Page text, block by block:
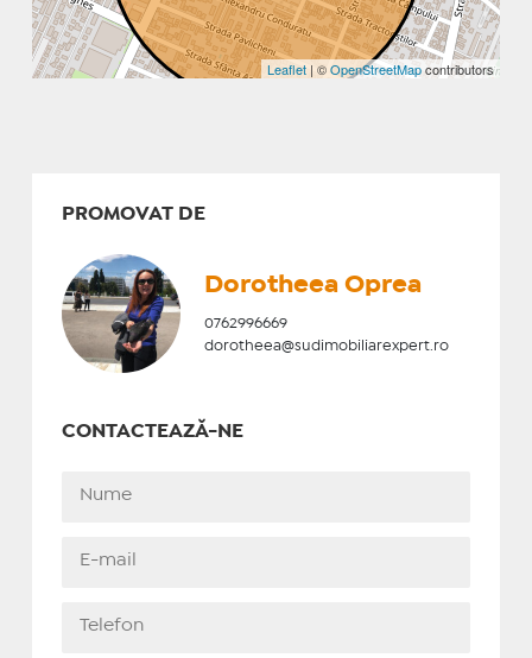
Leaflet | ©OpenStreetMapcontributors
PROMOVAT DE
Dorotheea Oprea
0762996669
dorotheea@sudimobiliarexpert.ro
CONTACTEAZĂ-NE